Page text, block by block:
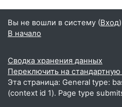
Вы не вошли в систему (Вход)
В начало
Сводка хранения данных
Переключить на
Эта страница: General type:
(context id 1). Page type